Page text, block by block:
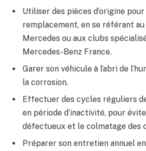
Utiliser des pièces d’origine
remplacement, en se référant
Mercedes ou aux clubs
Mercedes-Benz France.
Garer son véhicule à l’abri de
la corrosion.
Effectuer des cycles réguliers
en période d’inactivité, pour
défectueux et le colmatage des
Préparer son entretien annuel